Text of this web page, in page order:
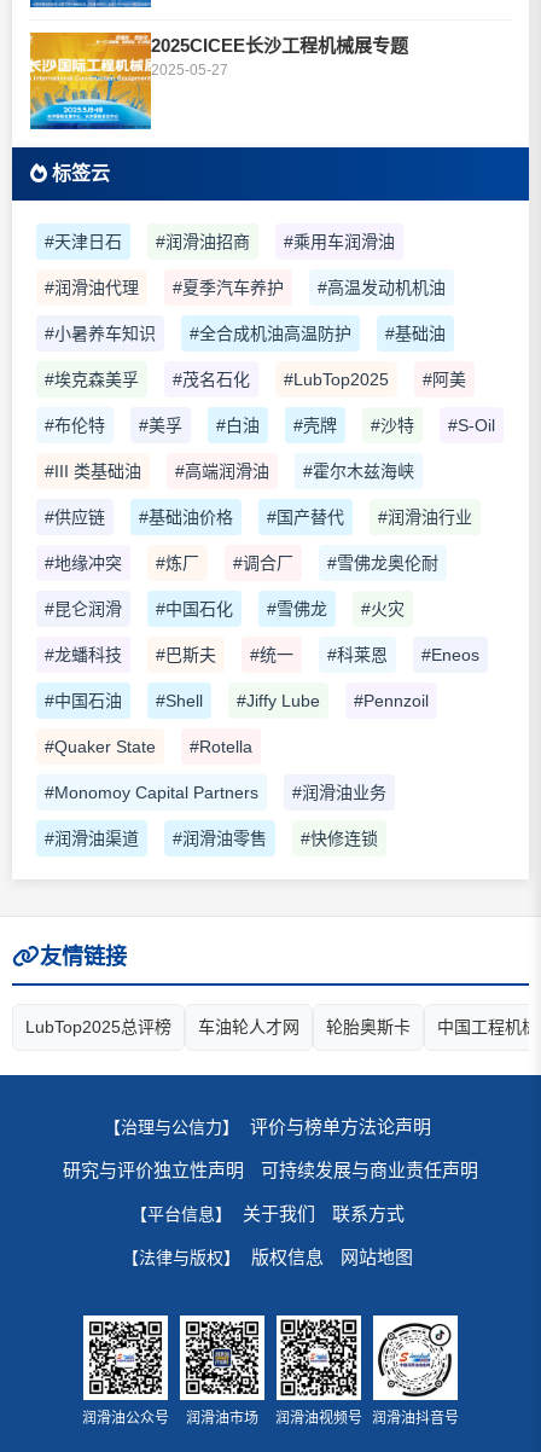
2025CICEE长沙工程机械展专题
2025-05-27
标签云
#天津日石 #润滑油招商 #乘用车润滑油
#润滑油代理 #夏季汽车养护 #高温发动机机油
#小暑养车知识 #全合成机油高温防护 #基础油
#埃克森美孚 #茂名石化 #LubTop2025 #阿美
#布伦特 #美孚 #白油 #壳牌 #沙特 #S-Oil
#III 类基础油 #高端润滑油 #霍尔木兹海峡
#供应链 #基础油价格 #国产替代 #润滑油行业
#地缘冲突 #炼厂 #调合厂 #雪佛龙奥伦耐
#昆仑润滑 #中国石化 #雪佛龙 #火灾
#龙蟠科技 #巴斯夫 #统一 #科莱恩 #Eneos
#中国石油 #Shell #Jiffy Lube #Pennzoil
#Quaker State #Rotella
#Monomoy Capital Partners #润滑油业务
#润滑油渠道 #润滑油零售 #快修连锁
友情链接
LubTop2025总评榜 车油轮人才网 轮胎奥斯卡 中国工程机
【治理与公信力】 评价与榜单方法论声明
研究与评价独立性声明 可持续发展与商业责任声明
【平台信息】 关于我们 联系方式
【法律与版权】 版权信息 网站地图
润滑油公众号 润滑油市场 润滑油视频号 润滑油抖音号